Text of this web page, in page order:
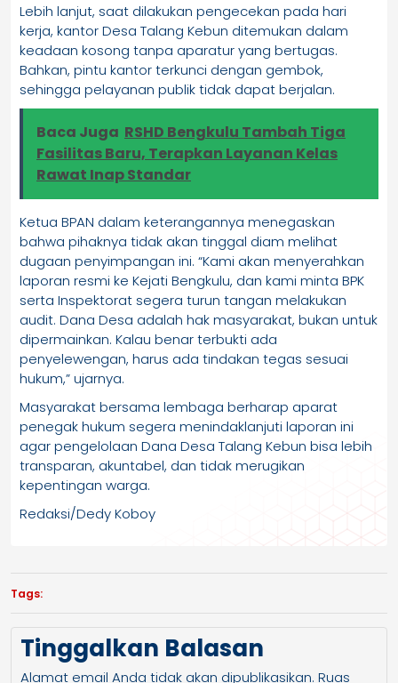
Lebih lanjut, saat dilakukan pengecekan pada hari
kerja, kantor Desa Talang Kebun ditemukan dalam
keadaan kosong tanpa aparatur yang bertugas.
Bahkan, pintu kantor terkunci dengan gembok,
sehingga pelayanan publik tidak dapat berjalan.
Baca Juga RSHD Bengkulu Tambah Tiga
Fasilitas Baru, Terapkan Layanan Kelas
Rawat Inap Standar
Ketua BPAN dalam keterangannya menegaskan
bahwa pihaknya tidak akan tinggal diam melihat
dugaan penyimpangan ini. “Kami akan menyerahkan
laporan resmi ke Kejati Bengkulu, dan kami minta BPK
serta Inspektorat segera turun tangan melakukan
audit. Dana Desa adalah hak masyarakat, bukan untuk
dipermainkan. Kalau benar terbukti ada
penyelewengan, harus ada tindakan tegas sesuai
hukum,” ujarnya.
Masyarakat bersama lembaga berharap aparat
penegak hukum segera menindaklanjuti laporan ini
agar pengelolaan Dana Desa Talang Kebun bisa lebih
transparan, akuntabel, dan tidak merugikan
kepentingan warga.
Redaksi/Dedy Koboy
Tags:
Tinggalkan Balasan
Alamat email Anda tidak akan dipublikasikan. Ruas